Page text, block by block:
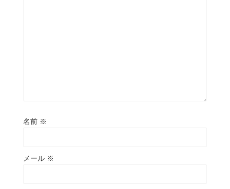
名前 ※
メール ※